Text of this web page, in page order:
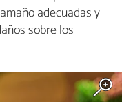
adecuadas y
sobre los